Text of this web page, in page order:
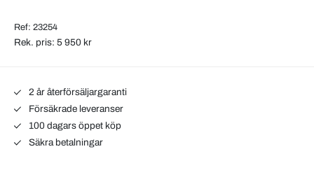
Ref: 23254
Rek. pris: 5 950 kr
2 år återförsäljargaranti
Försäkrade leveranser
100 dagars öppet köp
Säkra betalningar